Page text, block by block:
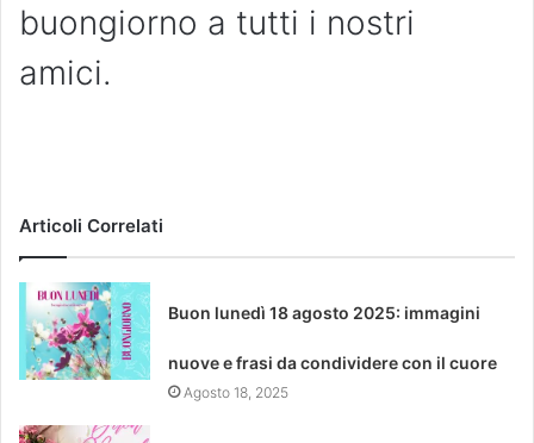
buongiorno a tutti i nostri
amici.
Articoli Correlati
Buon lunedì 18 agosto 2025: immagini
nuove e frasi da condividere con il cuore
Agosto 18, 2025